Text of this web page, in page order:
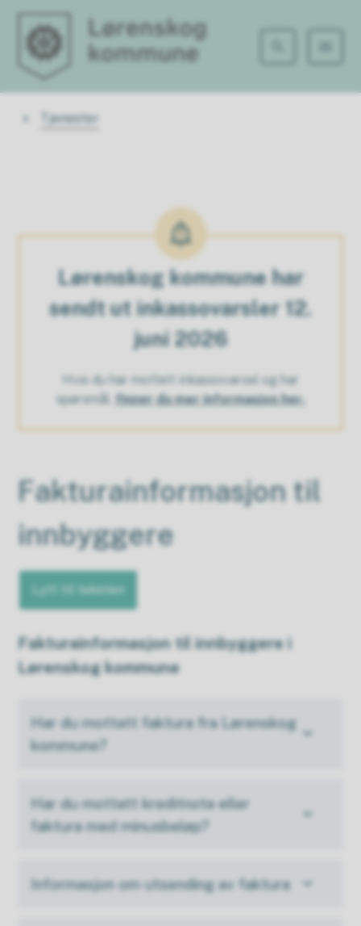
Lørenskog kommune
Du er her:
Tjenester
Lørenskog kommune har
sendt ut inkassovarsler 12.
juni 2026
Hvis du har mottatt inkassovarsel og har
spørsmål,
finner du mer informasjon her.
Fakturainformasjon til
innbyggere
Lytt til teksten
Fakturainformasjon til innbyggere i
Lørenskog kommune
Har du mottatt faktura fra Lørenskog
kommune?
Har du mottatt kreditnota eller
faktura med minusbeløp?
Informasjon om utsending av faktura